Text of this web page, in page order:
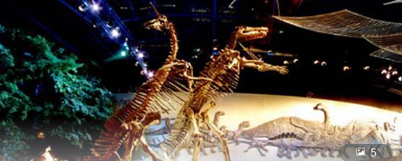
 5